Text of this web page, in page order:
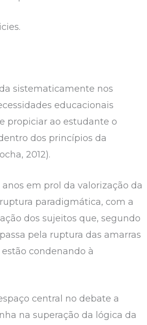
sistematicamente nos
educacionais
propiciar ao estudante o
dos princípios da
2012).
em prol da valorização da
paradigmática, com a
dos sujeitos que, segundo
pela ruptura das amarras
condenando à
central no debate a
na superação da lógica da